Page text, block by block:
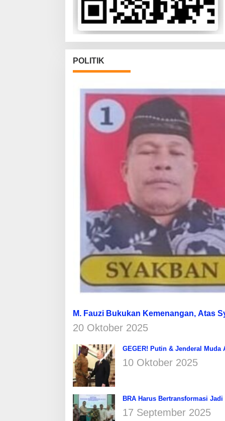
POLITIK
M. Fauzi Bukukan Kemenangan, Atas
20 Oktober 2025
GEGER! Putin & Jenderal
10 Oktober 2025
BRA Harus Bertransformasi
17 September 2025